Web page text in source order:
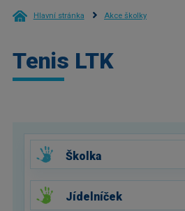
Hlavní stránka Akce školky
Tenis LTK
Školka
Jídelníček